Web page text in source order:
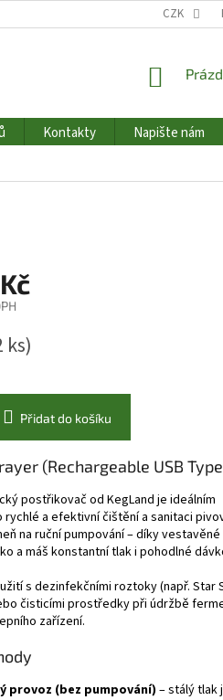
HODNOCENÍ OBCHODU
CZK
Kontakty Napište nám
ks)
Přidat do košíku
(Rechargeable USB
postřikovač od KegLand je ideálním
a efektivní čištění a sanitaci
na ruční pumpování – díky
a máš konstantní tlak i pohodlné
s dezinfekčními roztoky (např. Star
čisticími prostředky při údržbě
zařízení.
provoz (bez pumpování) – stálý tlak